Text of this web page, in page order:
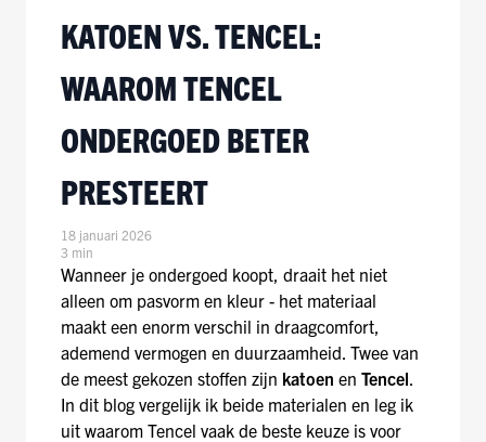
KATOEN VS. TENCEL:
WAAROM TENCEL
ONDERGOED BETER
PRESTEERT
18 januari 2026
3 min
Wanneer je ondergoed koopt, draait het niet
alleen om pasvorm en kleur - het materiaal
maakt een enorm verschil in draagcomfort,
ademend vermogen en duurzaamheid. Twee van
de meest gekozen stoffen zijn katoen en Tencel.
In dit blog vergelijk ik beide materialen en leg ik
uit waarom Tencel vaak de beste keuze is voor